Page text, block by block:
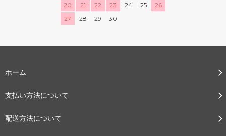
20
21 22 23 24 25
26
27
28 29 30
ホーム
支払い方法について
配送方法について